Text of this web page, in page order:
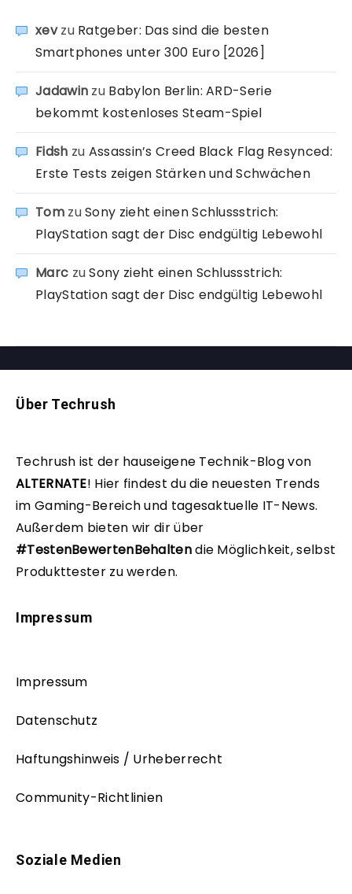
xevzu Ratgeber: Das sind die besten
Smartphones unter 300 Euro [2026]
Jadawin zu Babylon Berlin: ARD-Serie
bekommt kostenloses Steam-Spiel
Fidsh zu Assassin’s Creed Black Flag Resynced:
Erste Tests zeigen Stärken und Schwächen
TomzuSony zieht einen Schlussstrich:
PlayStation sagt der Disc endgültig Lebewohl
Marc zuSony zieht einen Schlussstrich:
PlayStation sagt der Disc endgültig Lebewohl
Über Techrush
Techrush ist der hauseigene Technik-Blog von
ALTERNATE! Hier findest du die neuesten Trends
im Gaming-Bereich und tagesaktuelle IT-News.
Außerdem bieten wir dir über
#TestenBewertenBehaltendie Möglichkeit, selbst
Produkttester zu werden.
Impressum
Impressum
Datenschutz
Haftungshinweis / Urheberrecht
Community-Richtlinien
Soziale Medien